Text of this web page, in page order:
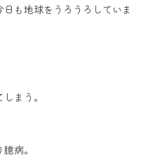
も地球をうろうろしていま
まう。
病。